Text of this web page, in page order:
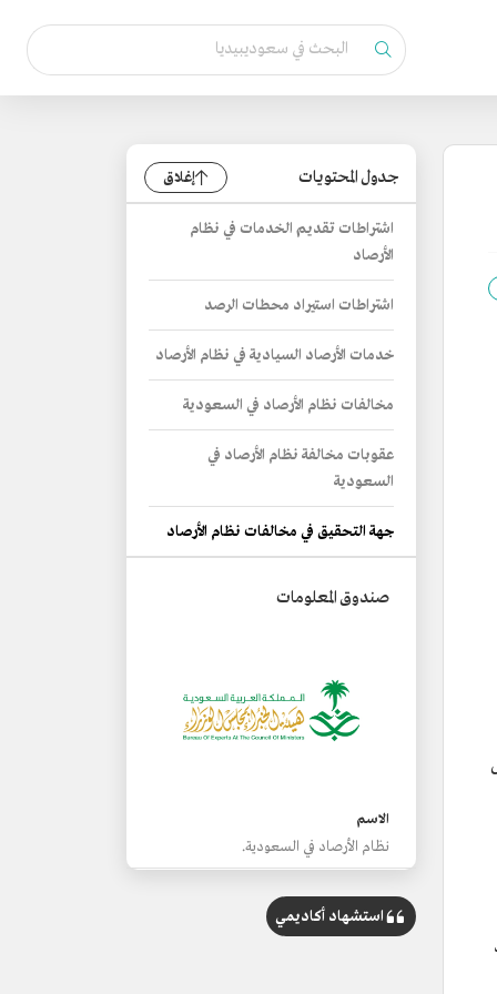
جدول المحتويات إغلاق
اشتراطات تقديم الخدمات في نظام
الأرصاد
اشتراطات استيراد محطات الرصد
خدمات الأرصاد السيادية في نظام الأرصاد
مخالفات نظام الأرصاد في السعودية
عقوبات مخالفة نظام الأرصاد في
السعودية
جهة التحقيق في مخالفات نظام الأرصاد
صندوق المعلومات
الاسم
نظام الأرصاد في السعودية.
مجموعة القواعد التي تحدد اشتراطات
وضوابط الأعمال والأنشطة المتعلقة بالأرصاد
استشهاد أكاديمي